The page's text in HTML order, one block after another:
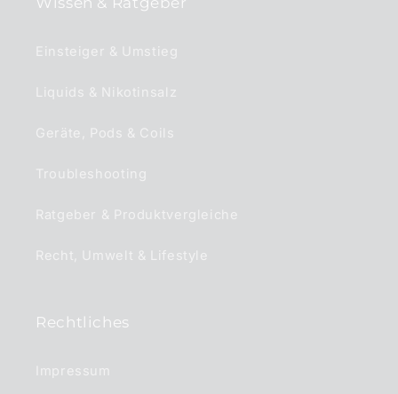
Einsteiger & Umstieg
Liquids & Nikotinsalz
Geräte, Pods & Coils
Troubleshooting
Ratgeber & Produktvergleiche
Recht, Umwelt & Lifestyle
Rechtliches
Impressum